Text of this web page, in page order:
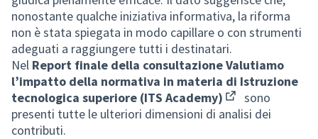
nonostante qualche iniziativa informativa, la riforma
non è stata spiegata in modo capillare o con strumenti
adeguati a raggiungere tutti i destinatari.
Nel Report finale della consultazione Valutiamo
l’impatto della normativa in materia di Istruzione
tecnologica superiore (ITS Academy)
(Opens in new
sono
presenti tutte le ulteriori dimensioni di analisi dei
contributi.